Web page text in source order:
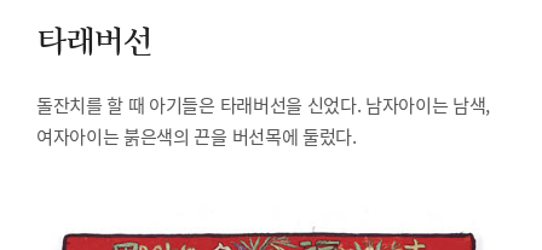
타래버선
돌잔치를 할 때 아기들은 타래버선을 신었다. 남자아이는 남색,
여자아이는 붉은색의 끈을 버선목에 둘렀다.